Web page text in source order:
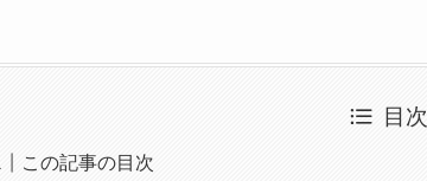
目次
この記事の目次